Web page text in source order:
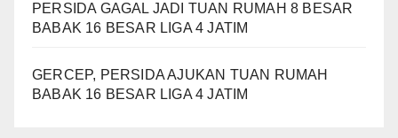
PERSIDA GAGAL JADI TUAN RUMAH 8 BESAR
BABAK 16 BESAR LIGA 4 JATIM
GERCEP, PERSIDA AJUKAN TUAN RUMAH
BABAK 16 BESAR LIGA 4 JATIM